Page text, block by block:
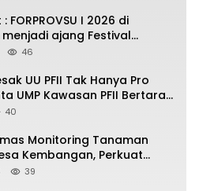
FORPROVSU I 2026 di
ajang Festival
dengan Pegiat
46
UU PFII Tak Hanya Pro
UMP Kawasan PFII Bertaraf
40
Monitoring Tanaman
Kembangan, Perkuat
Pangan Nasional
39